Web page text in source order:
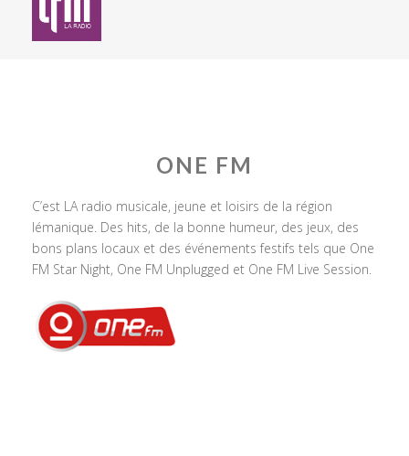
ONE FM
C’est LA radio musicale, jeune et loisirs de la région
lémanique. Des hits, de la bonne humeur, des jeux, des
bons plans locaux et des événements festifs tels que One
FM Star Night, One FM Unplugged et One FM Live Session.